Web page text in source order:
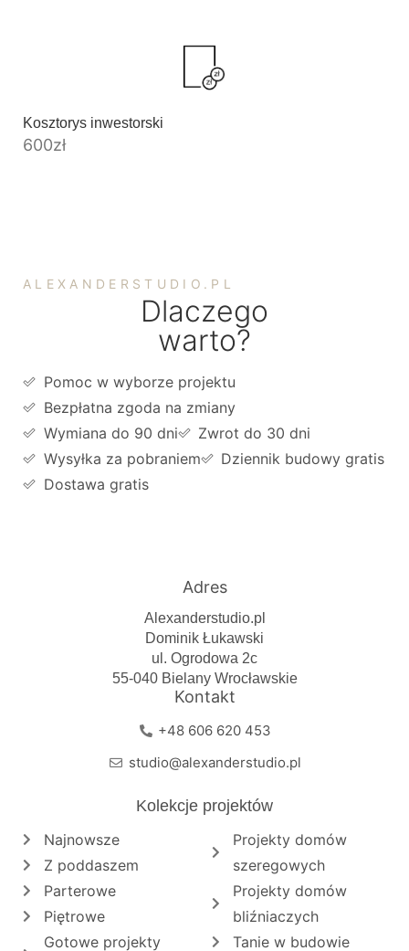
Kosztorys inwestorski
600zł
ALEXANDERSTUDIO.PL
Dlaczego
warto?
Pomoc w wyborze projektu
Bezpłatna zgoda na zmiany
Wymiana do 90 dni
Zwrot do 30 dni
Wysyłka za pobraniem
Dziennik budowy gratis
Dostawa gratis
Adres
Alexanderstudio.pl
Dominik Łukawski
ul. Ogrodowa 2c
55-040 Bielany Wrocławskie
Kontakt
+48 606 620 453
studio@alexanderstudio.pl
Kolekcje projektów
Najnowsze
Z poddaszem
Parterowe
Piętrowe
Gotowe projekty
Projekty domów
szeregowych
Projekty domów
bliźniaczych
Tanie w budowie